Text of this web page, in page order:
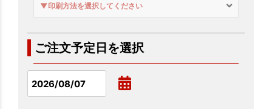
▼印刷方法を選択してください
ご注文予定日を選択